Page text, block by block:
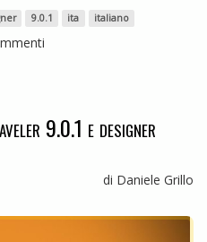
9.0.1 ita italiano
9.0.1 e designer
di Daniele Grillo